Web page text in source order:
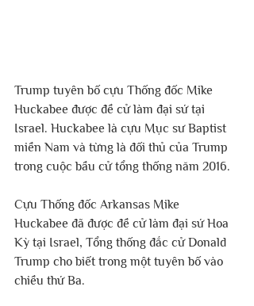
Trump tuyên bố cựu Thống đốc Mike
Huckabee được đề cử làm đại sứ tại
Israel. Huckabee là cựu Mục sư Baptist
miền Nam và từng là đối thủ của Trump
trong cuộc bầu cử tổng thống năm 2016.
Cựu Thống đốc Arkansas Mike
Huckabee đã được đề cử làm đại sứ Hoa
Kỳ tại Israel, Tổng thống đắc cử Donald
Trump cho biết trong một tuyên bố vào
chiều thứ Ba.